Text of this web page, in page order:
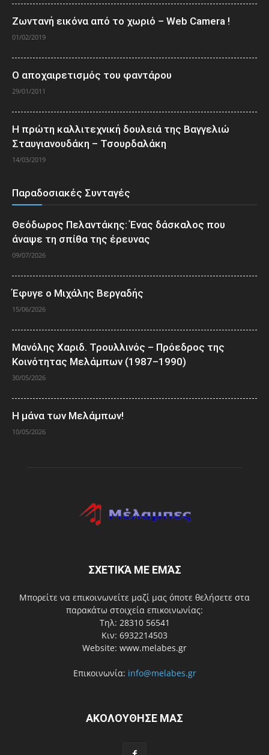
Ζωντανή εικόνα από το χωριό – Web Camera !
01/02/2019
Ο αποχαιρετισμός του φαντάρου
29/01/2011
Η πρώτη καλλιτεχνική δουλειά της Βαγγελιώ
Σταυγιανουδάκη – Τσουρδαλάκη
14/03/2019
Παραδοσιακές Συνταγές
Θεόδωρος Πελαντάκης: Ένας δάσκαλος που
άναψε τη σπίθα της έρευνας
09/07/2026
Έφυγε ο Μιχάλης Βεργαδής
15/06/2026
Μανόλης Χαριδ. Τρουλλινός – Πρόεδρος της
Κοινότητας Μελάμπων (1987–1990)
30/05/2026
Η μάνα των Μελάμπων!
10/05/2026
ΣΧΕΤΙΚΆ ΜΕ ΕΜΆΣ
Μπορείτε να επικοινωνείτε μαζί μας όποτε θελήσετε στα
παρακάτω στοιχεία επικοινωνίας:
Τηλ: 28310 56541
Κιν: 6932214503
Website: www.melabes.gr
Επικοινωνία: info@melabes.gr
ΑΚΟΛΟΥΘΗΣΕ ΜΑΣ